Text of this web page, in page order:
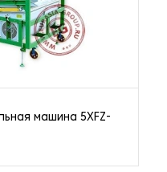
машина 5XFZ-